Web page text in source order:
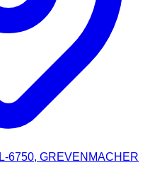
6750, GREVENMACHER